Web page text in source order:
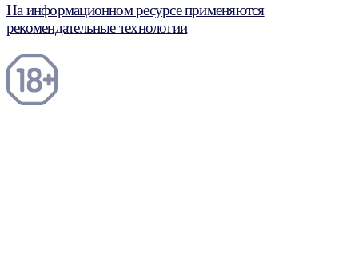
На информационном ресурсе применяются
рекомендательные технологии